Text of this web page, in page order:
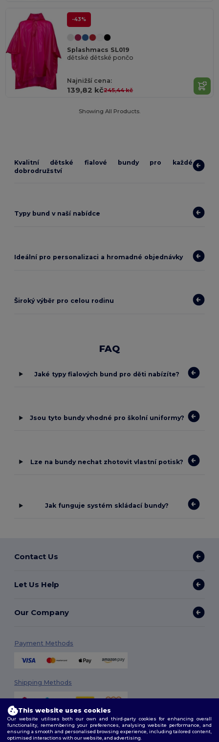
-43%
Splashmacs SL019
dětské dětské pončo
Najnižší cena:
139,82 kč245,44 kč
Showing All Products.
Kvalitní dětské fialové bundy pro každé
dobrodružství
Typy bund v naší nabídce
Ideální pro personalizaci a hromadné objednávky
Široký výběr pro celou rodinu
FAQ
Jaké typy fialových bund pro děti nabízíte?
Jsou tyto bundy vhodné pro školní uniformy?
Lze na bundy nechat zhotovit vlastní potisk?
Jak funguje systém skládací bundy?
Contact Us
Let Us Help
Our Company
Payment Methods
Shipping Methods
This website uses cookies
Our website utilises both our own and third-party cookies for enhancing overall
functionality, remembering your preferences, analysing website performance, and
ensuring a smooth and personalised browsing experience, including tailored content,
optimised interactions with our website, and advertising.